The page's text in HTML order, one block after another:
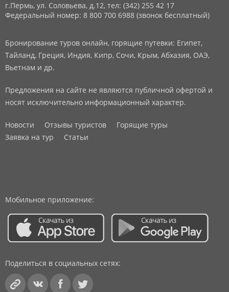
г.Пермь, ул. Соловьева, д.12, тел: (342) 255 42 17
Федеральный номер: 8 800 700 6988 (звонок бесплатный)
Бронирование туров онлайн, горящие путевки: Египет,
Тайланд, Греция, Индия, Кипр, Сочи, Крым, Абхазия, ОАЭ,
Вьетнам и др.
Предложения на сайте не являются публичной офертой и
носят исключительно информационный характер.
Новости Отзывы туристов
Горящие туры
Заявка на тур
Статьи
Мобильное приложение:
Поделиться в социальных сетях: